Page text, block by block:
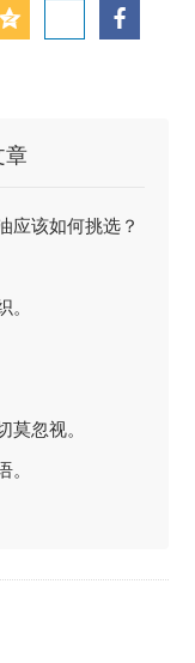
章
应该如何挑选？
。
莫忽视。
。